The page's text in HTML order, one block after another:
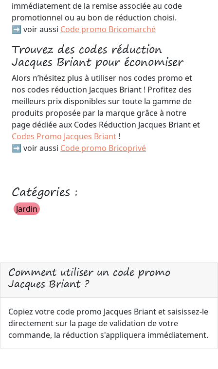
immédiatement de la remise associée au code
promotionnel ou au bon de réduction choisi.
➡️ voir aussi Code promo Bricomarché
Trouvez des codes réduction
Jacques Briant pour économiser
Alors n’hésitez plus à utiliser nos codes promo et
nos codes réduction Jacques Briant ! Profitez des
meilleurs prix disponibles sur toute la gamme de
produits proposée par la marque grâce à notre
page dédiée aux Codes Réduction Jacques Briant et
Codes Promo Jacques Briant !
➡️ voir aussi Code promo Bricoprivé
Catégories :
Jardin
Comment utiliser un code promo
Jacques Briant ?
Copiez votre code promo Jacques Briant et saisissez-le
directement sur la page de validation de votre
commande, la réduction s'appliquera immédiatement.